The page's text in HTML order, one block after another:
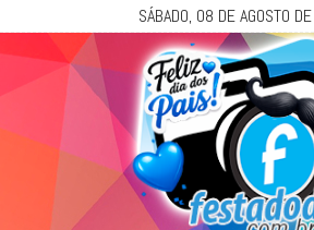
SÁBADO, 08 DE AGOSTO